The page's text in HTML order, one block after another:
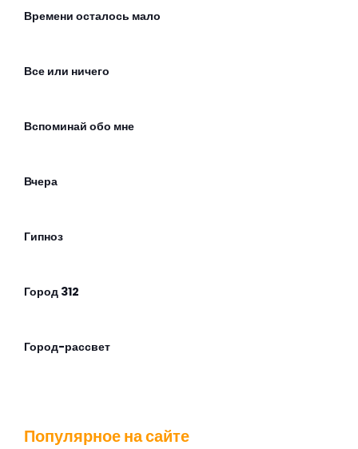
Времени осталось мало
Все или ничего
Вспоминай обо мне
Вчера
Гипноз
Город 312
Город-рассвет
Популярное на сайте